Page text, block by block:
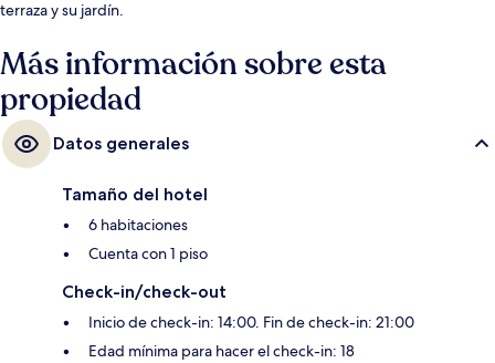
terraza y su jardín.
Más información sobre esta
propiedad
Datos generales
Tamaño del hotel
6 habitaciones
Cuenta con 1 piso
Check-in/check-out
Inicio de check-in: 14:00. Fin de check-in: 21:00
Edad mínima para hacer el check-in: 18